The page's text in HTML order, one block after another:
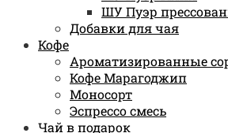
ШУ Пуэр
Добавки для чая
Кофе
Ароматизированные
Кофе Марагоджип
Моносорт
Эспрессо смесь
Чай в подарок